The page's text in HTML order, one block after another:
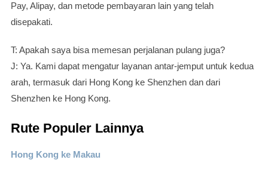
Pay, Alipay, dan metode pembayaran lain yang telah
disepakati.
T: Apakah saya bisa memesan perjalanan pulang juga?
J: Ya. Kami dapat mengatur layanan antar-jemput untuk kedua
arah, termasuk dari Hong Kong ke Shenzhen dan dari
Shenzhen ke Hong Kong.
Rute Populer Lainnya
Hong Kong ke Makau